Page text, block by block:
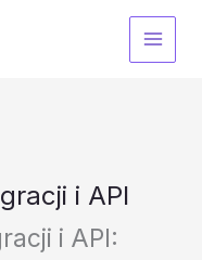
i API
i API: